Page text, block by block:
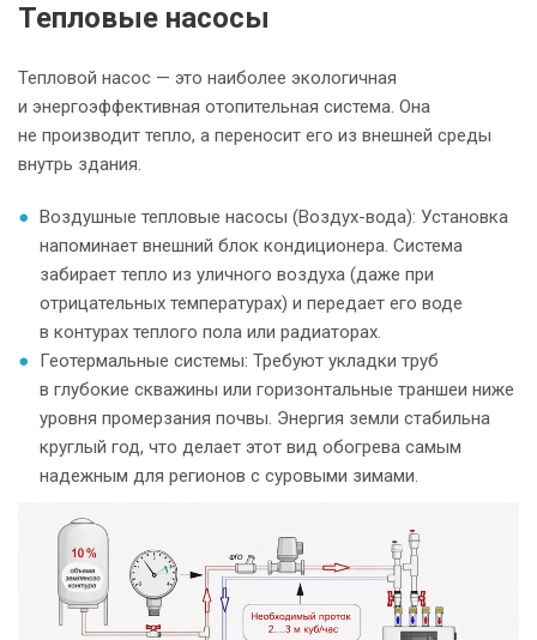
Тепловые насосы
Тепловой насос — это наиболее экологичная
и энергоэффективная отопительная система. Она
не производит тепло, а переносит его из внешней среды
внутрь здания.
Воздушные тепловые насосы (Воздух-вода): Установка
напоминает внешний блок кондиционера. Система
забирает тепло из уличного воздуха (даже при
отрицательных температурах) и передает его воде
в контурах теплого пола или радиаторах.
Геотермальные системы: Требуют укладки труб
в глубокие скважины или горизонтальные траншеи ниже
уровня промерзания почвы. Энергия земли стабильна
круглый год, что делает этот вид обогрева самым
надежным для регионов с суровыми зимами.